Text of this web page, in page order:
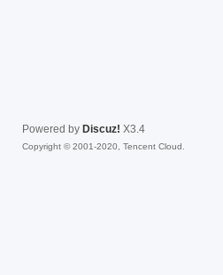
Powered by Discuz! X3.4
Copyright © 2001-2020, Tencent Cloud.